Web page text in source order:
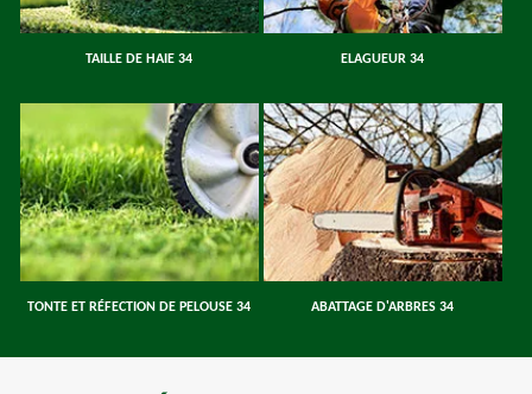
TAILLE DE HAIE 34 ELAGUEUR 34
TONTE ET RÉFECTION DE PELOUSE 34 ABATTAGE D'ARBRES 34